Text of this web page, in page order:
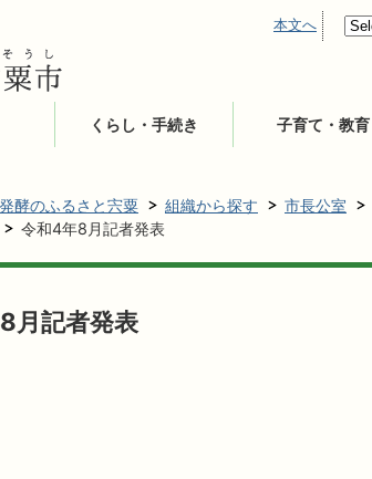
本文へ
くらし・手続き 子育て・教育
発酵のふるさと宍粟 組織から探す 市長公室
令和4年8月記者発表
月記者発表